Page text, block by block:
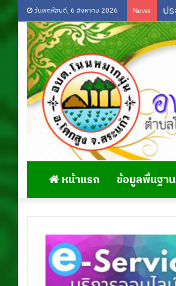
วันพฤหัสบดี, 6 สิงหาคม 2026 News
หน้าแรก ข้อมูลพื้นฐาน